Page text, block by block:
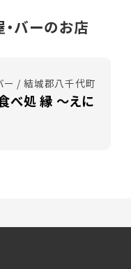
バーのお店
ー / 結城郡八千代町
べ処 縁 ～えに